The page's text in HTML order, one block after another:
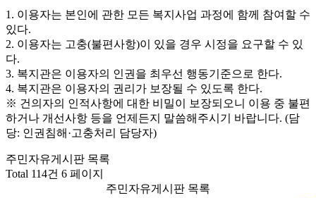
1. 이용자는 본인에 관한 모든 복지사업 과정에 함께 참여할 수
있다.
2. 이용자는 고충(불편사항)이 있을 경우 시정을 요구할 수 있
다.
3. 복지관은 이용자의 인권을 최우선 행동기준으로 한다.
4. 복지관은 이용자의 권리가 보장될 수 있도록 한다.
※ 건의자의 인적사항에 대한 비밀이 보장되오니 이용 중 불편
하거나 개선사항 등을 언제든지 말씀해주시기 바랍니다. (담
당: 인권침해·고충처리 담당자)
주민자유게시판 목록
Total 114건 6 페이지
주민자유게시판 목록